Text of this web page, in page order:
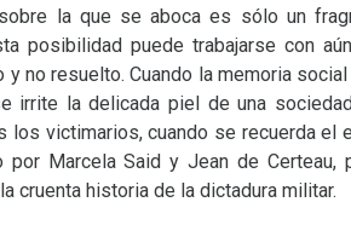
la que se aboca es sólo un
posibilidad puede trabajarse con
no resuelto. Cuando la memoria
irrite la delicada piel de una
victimarios, cuando se recuerda el
por Marcela Said y Jean de Certeau,
cruenta historia de la dictadura militar.